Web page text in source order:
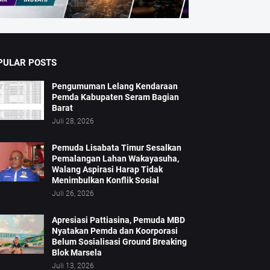
POSTS
Pengumuman Lelang Kendaraan
Pemda Kabupaten Seram Bagian
Barat
Juli 28, 2026
Pemuda Lisabata Timur Sesalkan
Pemalangan Lahan Wakayasuha,
Walang Aspirasi Harap Tidak
Menimbulkan Konflik Sosial
Juli 26, 2026
Apresiasi Pattiasina, Pemuda MBD
Nyatakan Pemda dan Koorporasi
Belum Sosialisasi Ground Breaking
Blok Marsela
Juli 13, 2026